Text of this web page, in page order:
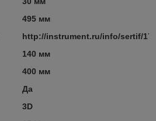
495 мм
http://instrument.ru/info/sertif/
140 мм
400 мм
Да
3D